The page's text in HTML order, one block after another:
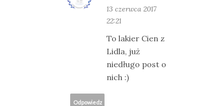
13 czerwca 2017
22:21
To lakier Cien z
Lidla, już
niedługo post o
nich :)
Odpowiedz